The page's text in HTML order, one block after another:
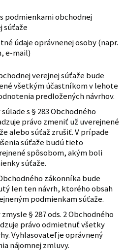
podmienkami obchodnej
súťaže
údaje oprávnenej osoby (napr.
e-mail)
verejnej súťaže bude
všetkým účastníkom v lehote
predložených návrhov.
s § 283 Obchodného
právo zmeniť už uverejnené
alebo súťaž zrušiť. V prípade
súťaže budú tieto
spôsobom, akým boli
súťaže.
zákonníka bude
len ten návrh, ktorého obsah
podmienkam súťaže.
§ 287 ods. 2 Obchodného
právo odmietnuť všetky
Vyhlasovateľ je oprávnený
nájomnej zmluvy.